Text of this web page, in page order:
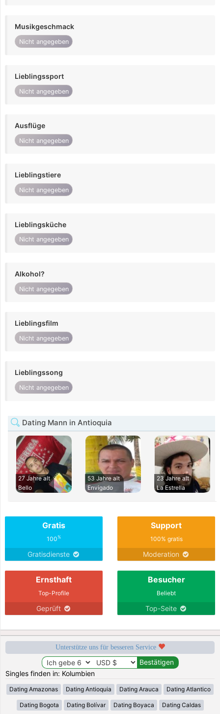
Musikgeschmack
Nicht angegeben
Lieblingssport
Nicht angegeben
Ausflüge
Nicht angegeben
Lieblingstiere
Nicht angegeben
Lieblingsküche
Nicht angegeben
Alkohol?
Nicht angegeben
Lieblingsfilm
Nicht angegeben
Lieblingssong
Nicht angegeben
Dating Mann in Antioquia
27 Jahre alt
Bello
53 Jahre alt
Envigado
23 Jahre alt
La Estrella
Gratis
100%
Gratisdienste
Support
100% gratis
Moderation
Ernsthaft
Top-Profile
Geprüft
Besucher
Beliebt
Top-Seite
Unterstütze uns für besseren Service
Singles finden in: Kolumbien
Dating Amazonas Dating Antioquia Dating Arauca Dating Atlantico
Dating Bogota Dating Bolívar Dating Boyaca Dating Caldas